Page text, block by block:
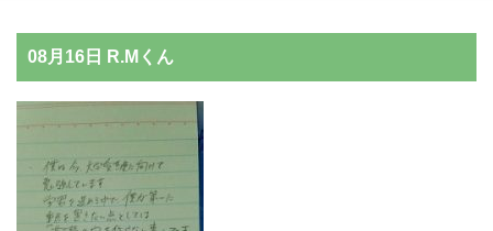
高認塾のご案内
講師紹介
高卒認定試験とは
08月16日 R.Mくん